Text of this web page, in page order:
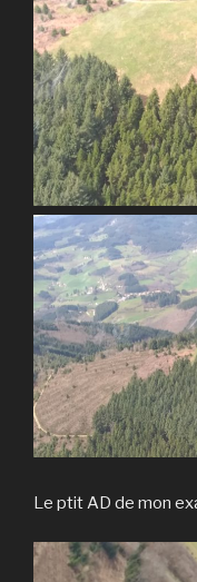
Le ptit AD de mon